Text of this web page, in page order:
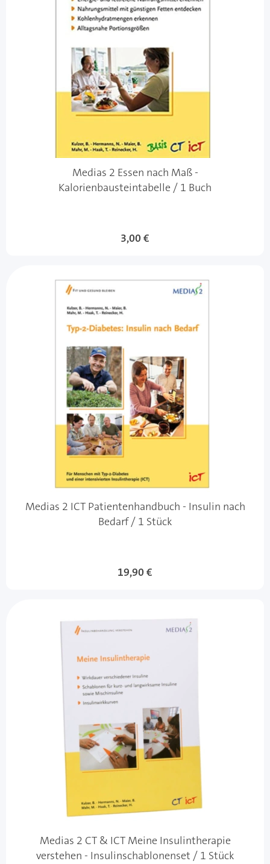
Medias 2 Essen nach Maß -
Kalorienbausteintabelle / 1 Buch
3,00 €
Medias 2 ICT Patientenhandbuch - Insulin nach
Bedarf / 1 Stück
19,90 €
Medias 2 CT & ICT Meine Insulintherapie
verstehen - Insulinschablonenset / 1 Stück